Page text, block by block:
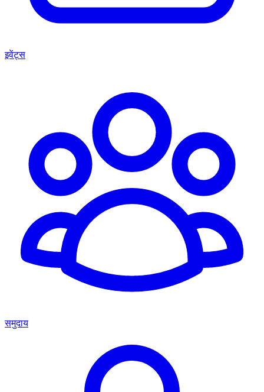
इवेंट्स
समुदाय